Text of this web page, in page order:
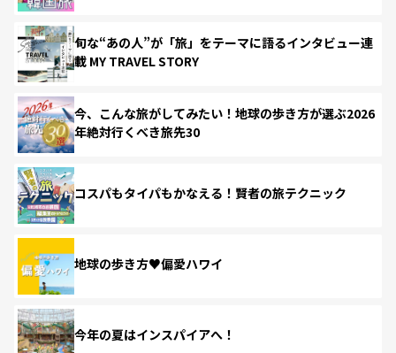
旬な“あの人”が「旅」をテーマに語るインタビュー連
載 MY TRAVEL STORY
今、こんな旅がしてみたい！地球の歩き方が選ぶ2026
年絶対行くべき旅先30
コスパもタイパもかなえる！賢者の旅テクニック
地球の歩き方♥偏愛ハワイ
今年の夏はインスパイアへ！